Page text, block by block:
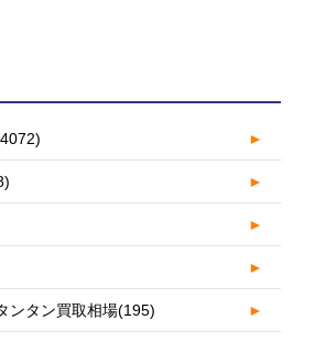
►
►
►
►
ンタン買取相場(195) ►